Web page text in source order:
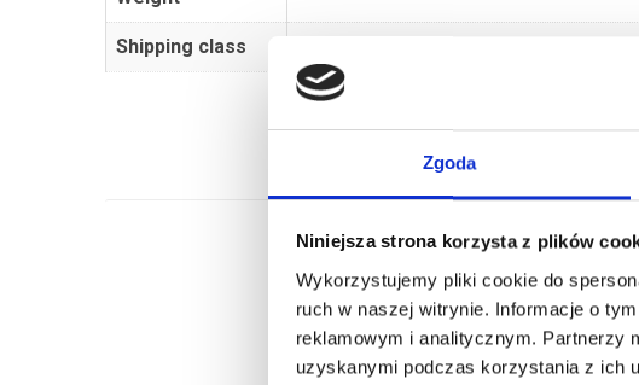
Zgoda
Niniejsza strona korzysta z plików
Wykorzystujemy pliki cookie do
ruch w naszej witrynie. Informacje o
reklamowym i analitycznym. Partnerzy
uzyskanymi podczas korzystania z ich
Shipping class